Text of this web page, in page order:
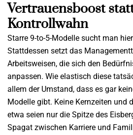
Vertrauensboost
Kontrollwahn
Starre 9-to-5-Modelle sucht man
Stattdessen setzt das
Arbeitsweisen, die sich den
anpassen. Wie elastisch diese
allem der Umstand, dass es gar
Modelle gibt. Keine Kernzeiten und
etwa seien nur die Spitze des
Spagat zwischen Karriere und